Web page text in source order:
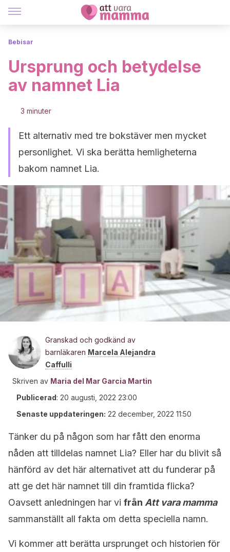
Bebisar
Ursprung och betydelse
av namnet Lia
3 minuter
Ett alternativ med tre bokstäver men mycket
personlighet. Vi ska berätta hemligheterna
bakom namnet Lia.
Granskad och godkänd av
barnläkaren Marcela Alejandra
Caffulli
Skriven av Maria del Mar Garcia Martin
Publicerad: 20 augusti, 2022 23:00
Senaste uppdateringen: 22 december, 2022 11:50
Tänker du på någon som har fått den enorma
nåden att tilldelas namnet Lia? Eller har du blivit så
hänförd av det här alternativet att du funderar på
att ge det här namnet till din framtida flicka?
Oavsett anledningen har vi från Att vara mamma
sammanställt all fakta om detta speciella namn.
Vi kommer att berätta ursprunget och historien för